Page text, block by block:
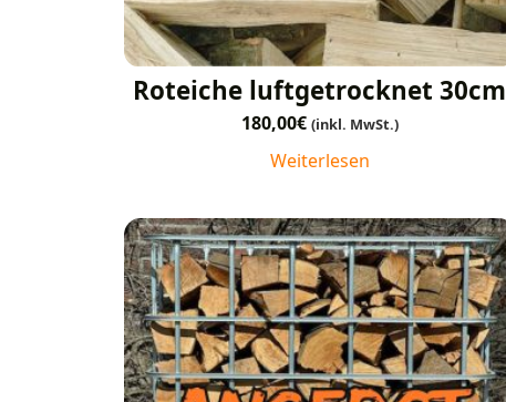
Roteiche luftgetrocknet 30cm
180,00€ (inkl. MwSt.)
Weiterlesen